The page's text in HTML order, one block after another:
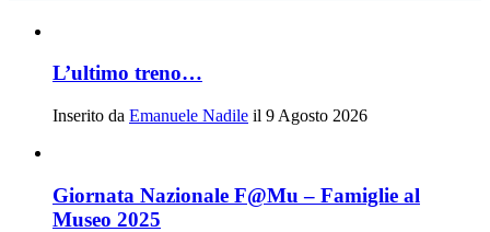
L’ultimo treno…
Inserito da Emanuele Nadile il 9 Agosto 2026
Giornata Nazionale F@Mu – Famiglie al
Museo 2025